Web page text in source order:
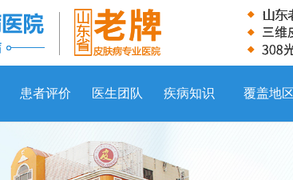
患者评价 医生团队 疾病知识 覆盖地区